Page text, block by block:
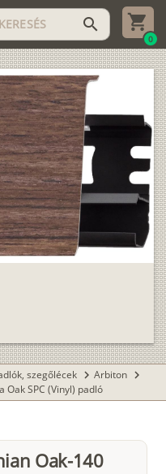
search
0
szegőlécek chevron_right Arbiton chevron_right
SPC (Vinyl) padló
Oak-140